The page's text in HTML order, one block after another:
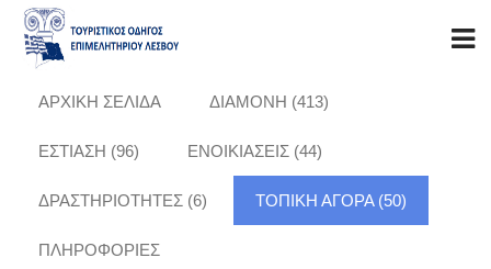
ΑΡΧΙΚΗ ΣΕΛΙΔΑ ΔΙΑΜΟΝΗ (413)
ΕΣΤΙΑΣΗ (96) ΕΝΟΙΚΙΑΣΕΙΣ (44)
ΔΡΑΣΤΗΡΙΟΤΗΤΕΣ (6) ΤΟΠΙΚΗ ΑΓΟΡΑ (50)
ΠΛΗΡΟΦΟΡΊΕΣ